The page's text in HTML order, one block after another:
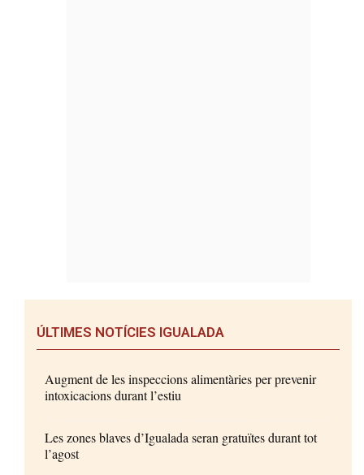
ÚLTIMES NOTÍCIES IGUALADA
Augment de les inspeccions alimentàries per prevenir
intoxicacions durant l’estiu
Les zones blaves d’Igualada seran gratuïtes durant tot
l’agost